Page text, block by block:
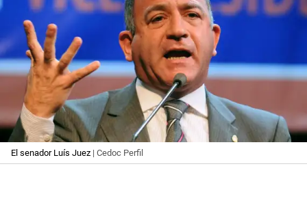
El senador Luís Juez | Cedoc Perfil